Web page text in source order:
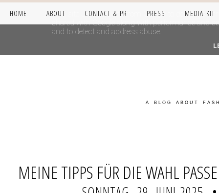
HOME ABOUT CONTACT & PR PRESS MEDIA KIT
A BLOG ABOUT
MEINE TIPPS FÜR DIE WAHL
This site uses cookies from Google to deliver its
shared with Google along with performance and
and to detect and address abuse.